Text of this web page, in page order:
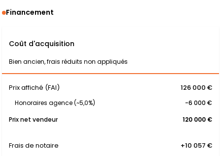
Financement
Coût d'acquisition
Bien ancien, frais réduits non appliqués
Prix affiché (FAI) 126 000 €
Honoraires agence (~5,0%)
-6 000 €
Prix net vendeur
120 000 €
Frais de notaire +10 057 €